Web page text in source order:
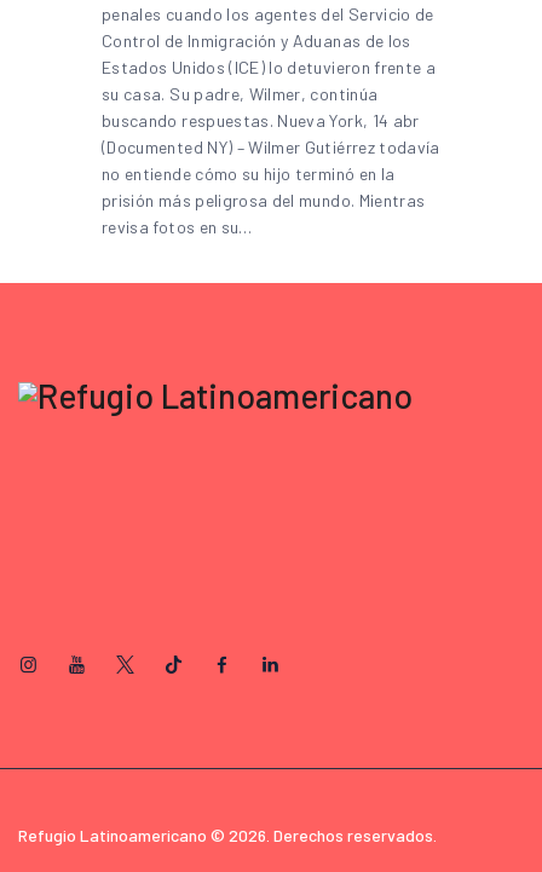
penales cuando los agentes del Servicio de
Control de Inmigración y Aduanas de los
Estados Unidos (ICE) lo detuvieron frente a
su casa. Su padre, Wilmer, continúa
buscando respuestas. Nueva York, 14 abr
(Documented NY) – Wilmer Gutiérrez todavía
no entiende cómo su hijo terminó en la
prisión más peligrosa del mundo. Mientras
revisa fotos en su…
Refugio Latinoamericano © 2026. Derechos reservados.